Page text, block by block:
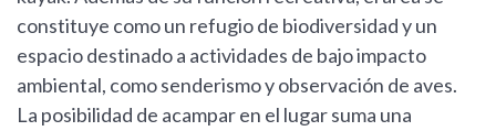
constituye como un refugio de biodiversidad y un
espacio destinado a actividades de bajo impacto
ambiental, como senderismo y observación de aves.
La posibilidad de acampar en el lugar suma una